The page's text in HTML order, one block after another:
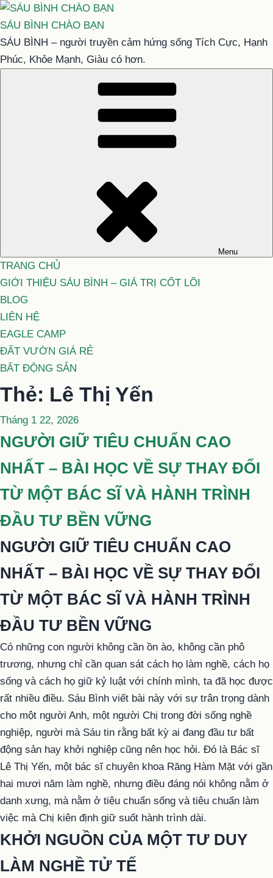
Chuyển
đến
phần
nội
SÁU BÌNH CHÀO BẠN
SÁU BÌNH – người truyền cảm hứng sống Tích Cực, Hạnh
Phúc, Khỏe Mạnh, Giàu có hơn.
Menu
TRANG CHỦ
GIỚI THIỆU SÁU BÌNH – GIÁ TRỊ CỐT LÕI
BLOG
LIÊN HỆ
EAGLE CAMP
ĐẤT VƯỜN GIÁ RẺ
BẤT ĐỘNG SẢN
Thẻ: Lê Thị Yến
Đăng
trong
Tháng 1 22, 2026
NGƯỜI GIỮ TIÊU CHUẨN CAO
NHẤT – BÀI HỌC VỀ SỰ THAY ĐỔI
TỪ MỘT BÁC SĨ VÀ HÀNH TRÌNH
ĐẦU TƯ BỀN VỮNG
NGƯỜI GIỮ TIÊU CHUẨN CAO
NHẤT – BÀI HỌC VỀ SỰ THAY ĐỔI
TỪ MỘT BÁC SĨ VÀ HÀNH TRÌNH
ĐẦU TƯ BỀN VỮNG
Có những con người không cần ồn ào, không cần phô
trương, nhưng chỉ cần quan sát cách họ làm nghề, cách họ
sống và cách họ giữ kỷ luật với chính mình, ta đã học được
rất nhiều điều. Sáu Bình viết bài này với sự trân trọng dành
cho một người Anh, một người Chị trong đời sống nghề
nghiệp, người mà Sáu tin rằng bất kỳ ai đang đầu tư bất
động sản hay khởi nghiệp cũng nên học hỏi. Đó là Bác sĩ
Lê Thị Yến, một bác sĩ chuyên khoa Răng Hàm Mặt với gần
hai mươi năm làm nghề, nhưng điều đáng nói không nằm ở
danh xưng, mà nằm ở tiêu chuẩn sống và tiêu chuẩn làm
việc mà Chị kiên định giữ suốt hành trình dài.
KHỞI NGUỒN CỦA MỘT TƯ DUY
LÀM NGHỀ TỬ TẾ